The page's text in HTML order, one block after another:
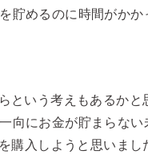
貯めるのに時間がかか
という考えもあるか
向にお金が貯まらな
購入しようと思いまし